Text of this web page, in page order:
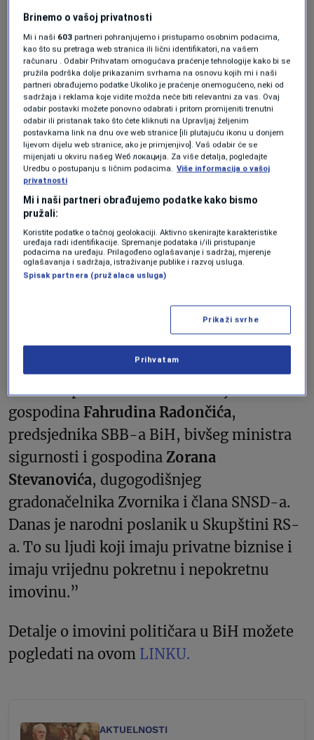
uspješne kompanije (op. autora, Alma
Ras), čiju vrijednost on procjenjuje na oko
70 miliona KM. Osim toga, gospodin
Memagić i njegova supruga imaju nekoliko
nekretnina, a u posljednjem imovinskom
kartonu se pohvalio da je kupio stan u
Hrvatskoj na moru, a kupio je i skupo auto
Mercedes Maybach kojeg je platio oko 400
hiljada KM. Njega sam izdvojila prema
podacima koji su nam dostupni kao
najbogatijeg političara u našoj bazi
podataka.”
državnog ministra za ljudska prava,
gospodinaVojina Mitrovića,ministra
privrede u Vladi RS-a – bio je državni
gospodina Fahrudina Radončića,
predsjednika SBB-a BiH, bivšeg ministra
sigurnosti i gospodina Zorana
Stevanovića, dugogodišnjeg
gradonačelnika Zvornika i člana SNSD-a.
Danas je narodni poslanik u Skupštini RS-
a. To su ljudi koji imaju privatne biznise i
imaju vrijednu pokretnu i nepokretnu
imovinu.”
Detalje o imovini političara u BiH možete
pogledati na ovom LINKU.
AKTUELNOSTI
Brinemo o vašoj privatnosti
Mi i naši 603 partneri pohranjujemo i pristupamo osobnim podacima,
kao što su pretraga web stranica ili lični identifikatori, na vašem
računaru . Odabir Prihvatam omogućava praćenje tehnologije kako bi se
pružila podrška dolje prikazanim svrhama na osnovu kojih mi i naši
partneri obrađujemo podatke Ukoliko je praćenje onemogućeno, neki od
sadržaja i reklama koje vidite možda neće biti relevantni za vas. Ovaj
odabir postavki možete ponovno odabrati i pritom promijeniti trenutni
odabir ili pristanak tako što ćete kliknuti na Upravljaj željenim
postavkama link na dnu ove web stranice [ili plutajuću ikonu u donjem
lijevom dijelu web stranice, ako je primjenjivo]. Vaš odabir će se
mijenjati u okviru našeg Wеб локација. Za više detalja, pogledajte
Uredbu o postupanju s ličnim podacima. Više informacija o vašoj
privatnosti
Mi i naši partneri obrađujemo podatke kako bismo
pružali:
Koristite podatke o tačnoj geolokaciji. Aktivno skenirajte karakteristike
uređaja radi identifikacije. Spremanje podataka i/ili pristupanje
podacima na uređaju. Prilagođeno oglašavanje i sadržaj, mjerenje
oglašavanja i sadržaja, istraživanje publike i razvoj usluga.
Spisak partnera (pružalaca usluga)
Prikaži svrhe
Prihvatam